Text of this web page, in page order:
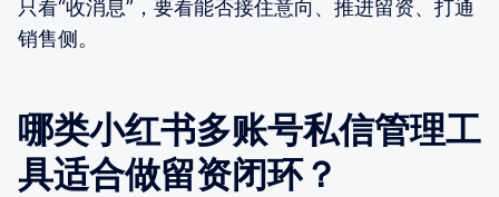
只看“收消息”，要看能否接住意向、推进留资、打通
销售侧。
哪类小红书多账号私信管理工
具适合做留资闭环？